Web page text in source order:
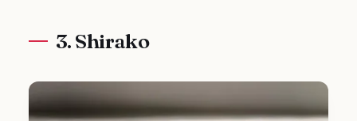
3. Shirako